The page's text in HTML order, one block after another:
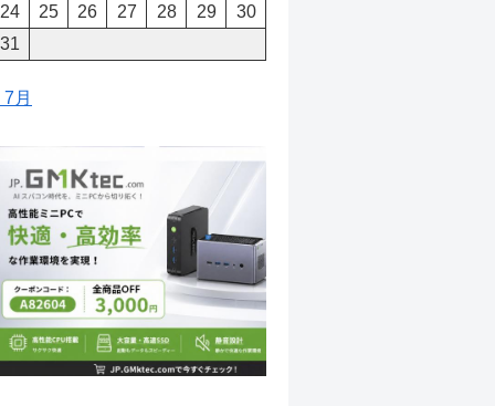
24
25 26 27 28 29
30
31
7月